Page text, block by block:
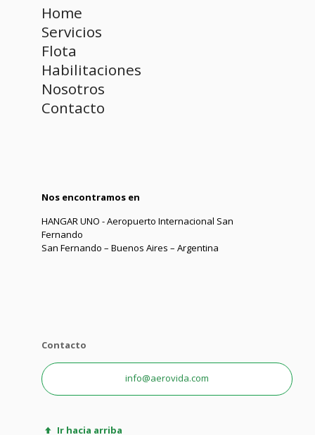
Home
Servicios
Flota
Habilitaciones
Nosotros
Contacto
Nos encontramos en
HANGAR UNO - Aeropuerto Internacional San
Fernando
San Fernando – Buenos Aires – Argentina
Contacto
info@aerovida.com
Ir hacia arriba